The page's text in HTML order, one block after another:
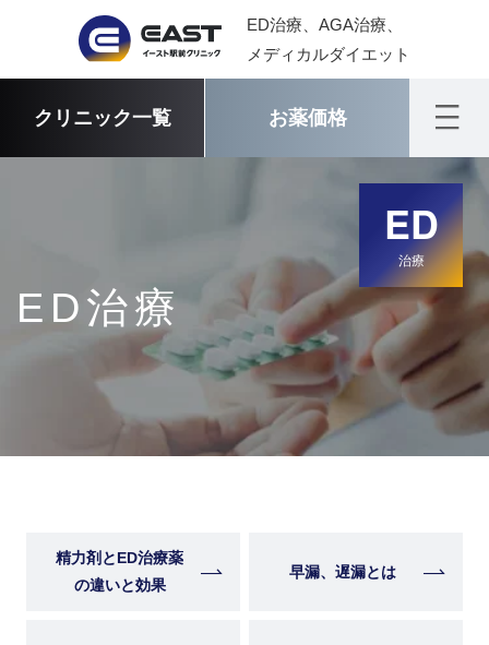
ED治療、AGA治療、
メディカルダイエット
クリニック一覧 お薬価格
ED
治療
ED治療
精力剤とED治療薬
の違いと効果
早漏、遅漏とは